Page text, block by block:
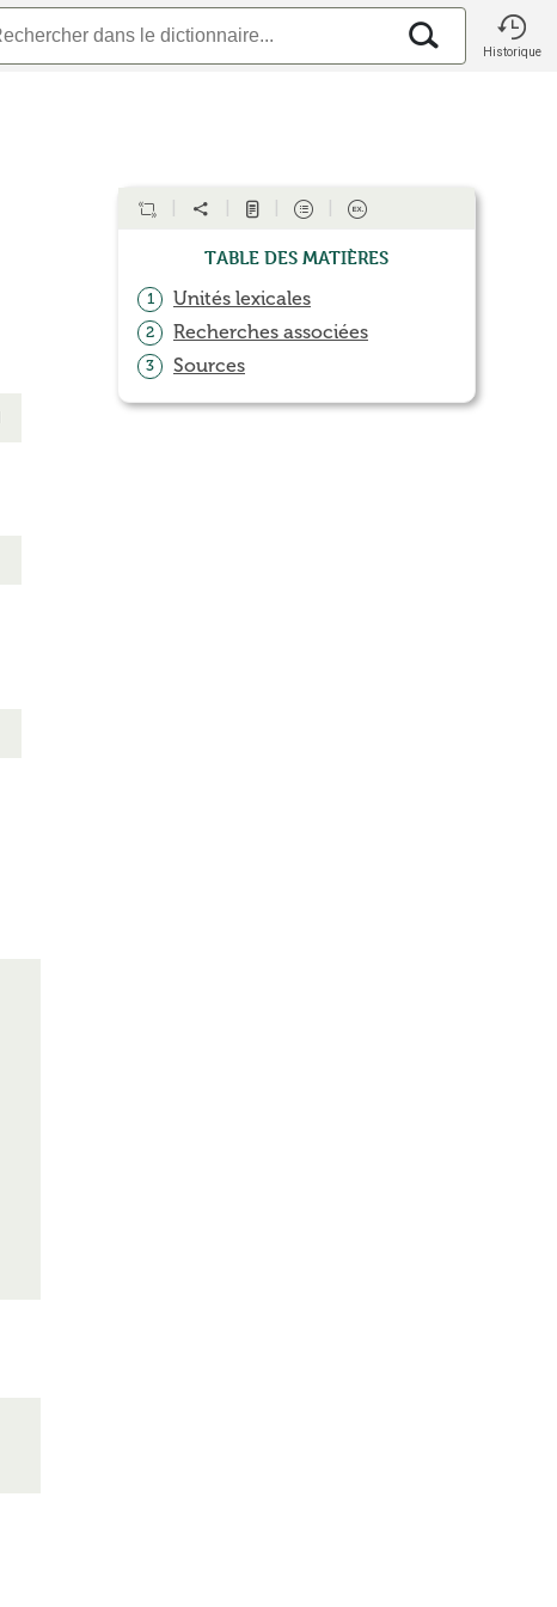
Historique
Table des matières
1 Unités lexicales
2 Recherches associées
3 Sources